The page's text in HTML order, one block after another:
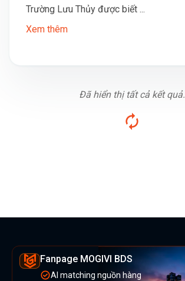
Trường Lưu Thủy được biết ...
Xem thêm
Đã hiển thị tất cả kết quả.
Fanpage MOGIVI BDS
AI matching nguồn hàng